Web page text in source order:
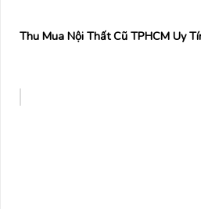
Thu Mua Nội Thất Cũ TPHCM Uy